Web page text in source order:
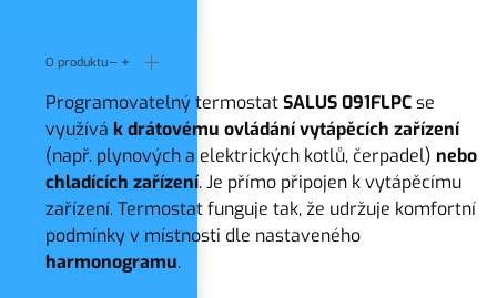
O produktu
Programovatelný termostatSALUS 091FLPCse
využívá k drátovému ovládání vytápěcích zařízení
(např. plynových a elektrických kotlů, čerpadel) nebo
chladících zařízení. Je přímo připojen k vytápěcímu
zařízení. Termostat funguje tak, že udržuje komfortní
podmínky v místnosti dle nastaveného
harmonogramu.